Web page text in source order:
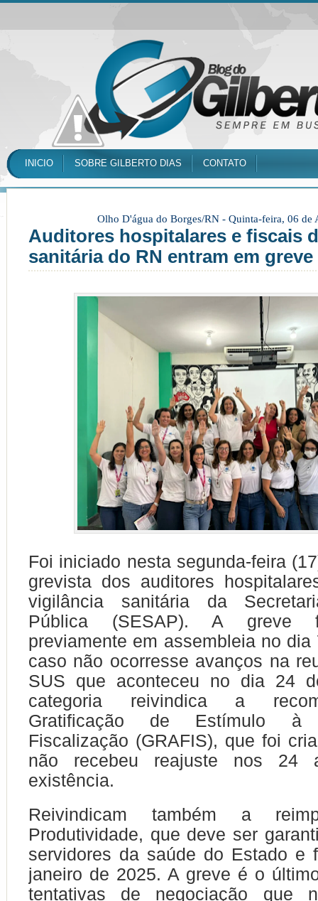
INICIO SOBRE GILBERTO DIAS CONTATO
Olho D'água do Borges/RN - Quinta-feira, 06 de
Auditores hospitalares e fiscais
sanitária do RN entram em greve
Foi iniciado nesta segunda-feira
grevista dos auditores
vigilância sanitária da
Pública (SESAP). A greve
previamente em assembleia no dia
caso não ocorresse avanços na
SUS que aconteceu no dia 24
categoria reivindica a
Gratificação de Estímulo à
Fiscalização (GRAFIS), que foi
não recebeu reajuste nos 24
existência.
Reivindicam também a
Produtividade, que deve ser
servidores da saúde do Estado e
janeiro de 2025. A greve é o
tentativas de negociação que